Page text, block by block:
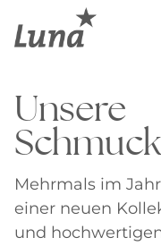
Unsere
Mehrmals im
einer neuen
und